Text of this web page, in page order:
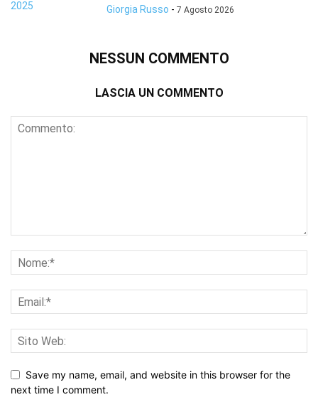
Giorgia Russo - 7 Agosto 2026
NESSUN COMMENTO
LASCIA UN COMMENTO
Save my name, email, and website in this browser for the
next time I comment.